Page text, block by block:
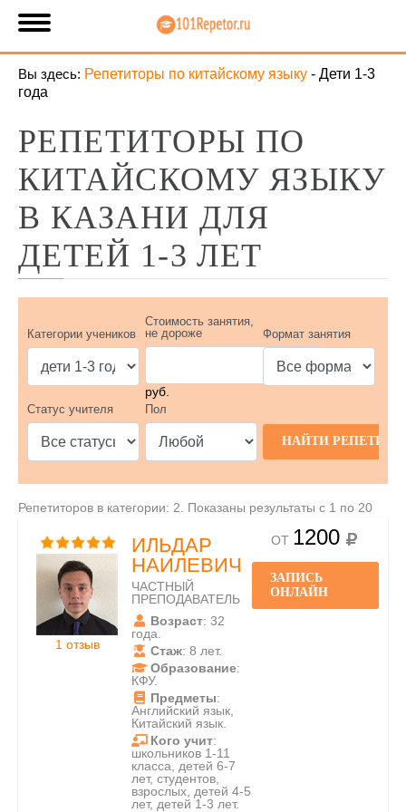
Вы здесь: Репетиторы по китайскому языку - Дети 1-3
года
РЕПЕТИТОРЫ ПО
КИТАЙСКОМУ ЯЗЫКУ
В КАЗАНИ ДЛЯ
ДЕТЕЙ 1-3 ЛЕТ
Категории учеников
Стоимость занятия,
не дороже
руб.
Формат занятия
Статус учителя Пол
Репетиторов в категории: 2. Показаны результаты с 1 по 20
1 отзыв
ИЛЬДАР
НАИЛЕВИЧ
ЧАСТНЫЙ
ПРЕПОДАВАТЕЛЬ
Возраст: 32
года.
Стаж: 8 лет.
Образование:
КФУ.
Предметы:
Английский язык,
Китайский язык.
Кого учит:
школьников 1-11
класса, детей 6-7
лет, студентов,
взрослых, детей 4-5
лет, детей 1-3 лет.
ОТ 1200
ЗАПИСЬ
ОНЛАЙН